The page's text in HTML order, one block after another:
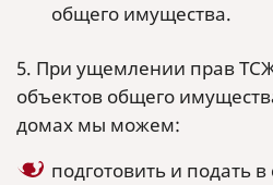
общего имущества.
5. При ущемлении прав
объектов общего
домах мы можем:
подготовить и подать в